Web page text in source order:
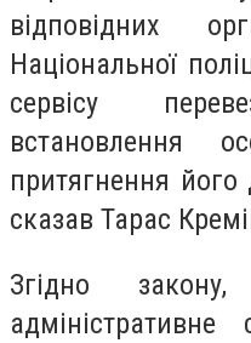
відповідних
Національної
сервісу
встановлення
притягнення його
сказав Тарас
Згідно